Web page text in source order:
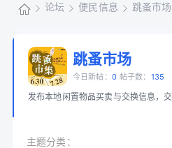
国
同
城
»
论坛
›
便民信息
›
跳蚤市场
跳蚤市场
今日新帖： 0 帖子数： 135
主题分类：